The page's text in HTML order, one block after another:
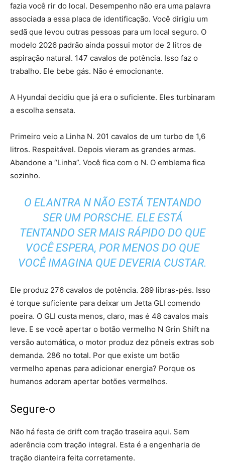
fazia você rir do local. Desempenho não era uma palavra
associada a essa placa de identificação. Você dirigiu um
sedã que levou outras pessoas para um local seguro. O
modelo 2026 padrão ainda possui motor de 2 litros de
aspiração natural. 147 cavalos de potência. Isso faz o
trabalho. Ele bebe gás. Não é emocionante.
A Hyundai decidiu que já era o suficiente. Eles turbinaram
a escolha sensata.
Primeiro veio a Linha N. 201 cavalos de um turbo de 1,6
litros. Respeitável. Depois vieram as grandes armas.
Abandone a “Linha”. Você fica com o N. O emblema fica
sozinho.
O ELANTRA N NÃO ESTÁ TENTANDO
SER UM PORSCHE. ELE ESTÁ
TENTANDO SER MAIS RÁPIDO DO QUE
VOCÊ ESPERA, POR MENOS DO QUE
VOCÊ IMAGINA QUE DEVERIA CUSTAR.
Ele produz 276 cavalos de potência. 289 libras-pés. Isso
é torque suficiente para deixar um Jetta GLI comendo
poeira. O GLI custa menos, claro, mas é 48 cavalos mais
leve. E se você apertar o botão vermelho N Grin Shift na
versão automática, o motor produz dez pôneis extras sob
demanda. 286 no total. Por que existe um botão
vermelho apenas para adicionar energia? Porque os
humanos adoram apertar botões vermelhos.
Segure-o
Não há festa de drift com tração traseira aqui. Sem
aderência com tração integral. Esta é a engenharia de
tração dianteira feita corretamente.